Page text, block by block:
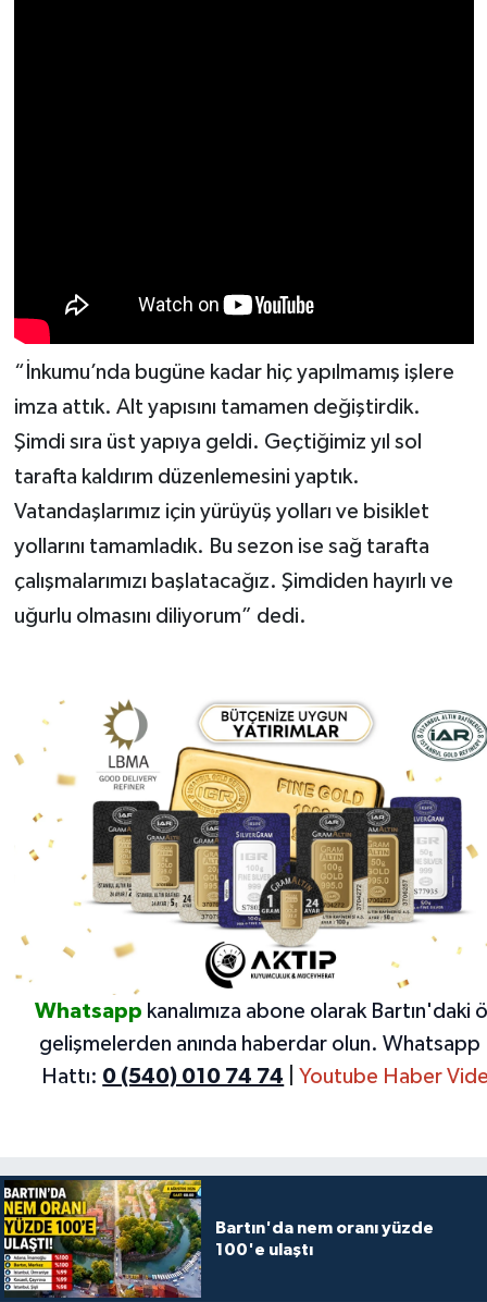
“İnkumu’nda bugüne kadar hiç yapılmamış işlere
imza attık. Alt yapısını tamamen değiştirdik.
Şimdi sıra üst yapıya geldi. Geçtiğimiz yıl sol
tarafta kaldırım düzenlemesini yaptık.
Vatandaşlarımız için yürüyüş yolları ve bisiklet
yollarını tamamladık. Bu sezon ise sağ tarafta
çalışmalarımızı başlatacağız. Şimdiden hayırlı ve
uğurlu olmasını diliyorum” dedi.
Whatsapp kanalımıza abone olarak Bartın'daki
gelişmelerden anında haberdar olun. Whatsapp
Hattı: 0 (540) 010 74 74 Youtube Haber
Bartın'da nem oranı yüzde
100'e ulaştı